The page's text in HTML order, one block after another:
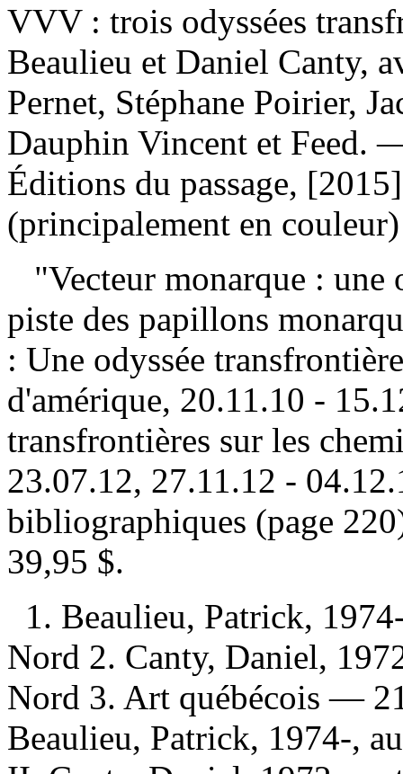
VVV : trois odyssées
Beaulieu et Daniel Canty,
Pernet, Stéphane Poirier,
Dauphin Vincent et Feed.
Éditions du passage,
(principalement en
"Vecteur monarque : une
piste des papillons
: Une odyssée
d'amérique, 20.11.10 -
transfrontières sur les
23.07.12, 27.11.12 -
bibliographiques (page
39,95 $.
1. Beaulieu, Patrick,
Nord 2. Canty, Daniel,
Nord 3. Art québécois —
Beaulieu, Patrick, 1974-,